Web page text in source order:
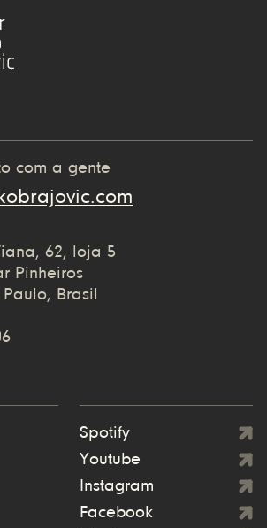
com a gente
62, loja 5
Pinheiros
Paulo, Brasil
Spotify
Youtube
Instagram
Facebook